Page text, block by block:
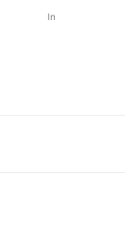
In